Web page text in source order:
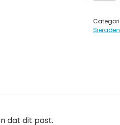
dat dit past.